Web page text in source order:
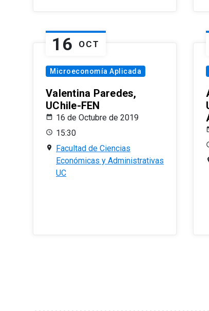
16 OCT
Microeconomía Aplicada
Valentina Paredes,
UChile-FEN
16 de Octubre de 2019
15:30
Facultad de Ciencias
Económicas y Administrativas
UC